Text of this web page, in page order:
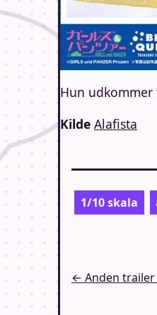
Hun
Kilde Alafista
1/10 skala
← Anden trailer